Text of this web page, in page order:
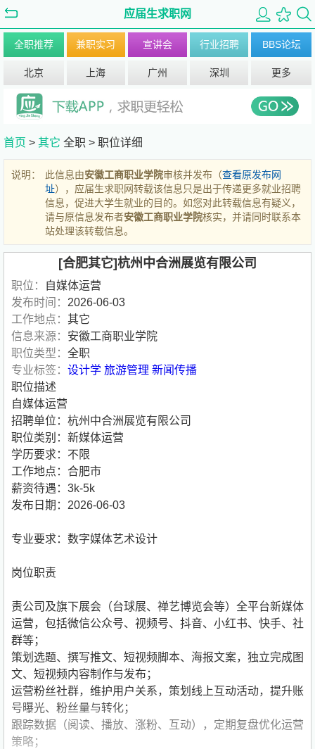
应届生求职网
全职推荐 兼职实习 宣讲会 行业招聘 BBS论坛
北京 上海 广州 深圳 更多
首页 > 其它 全职 > 职位详细
说明： 此信息由安徽工商职业学院审核并发布（查看原发布网
址），应届生求职网转载该信息只是出于传递更多就业招聘
信息，促进大学生就业的目的。如您对此转载信息有疑义，
请与原信息发布者安徽工商职业学院核实，并请同时联系本
站处理该转载信息。
[合肥其它]杭州中合洲展览有限公司
职位：
自媒体运营
发布时间： 2026-06-03
工作地点： 其它
信息来源： 安徽工商职业学院
职位类型： 全职
专业标签： 设计学 旅游管理 新闻传播
职位描述
自媒体运营
招聘单位：杭州中合洲展览有限公司
职位类别：新媒体运营
学历要求：不限
工作地点：合肥市
薪资待遇：3k-5k
发布日期：2026-06-03
专业要求：数字媒体艺术设计
岗位职责
责公司及旗下展会（台球展、禅艺博览会等）全平台新媒体
运营，包括微信公众号、视频号、抖音、小红书、快手、社
群等；
策划选题、撰写推文、短视频脚本、海报文案，独立完成图
文、短视频内容制作与发布；
运营粉丝社群，维护用户关系，策划线上互动活动，提升账
号曝光、粉丝量与转化；
跟踪数据（阅读、播放、涨粉、互动），定期复盘优化运营
策略；